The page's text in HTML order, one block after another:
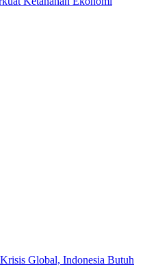
Global, Indonesia Butuh